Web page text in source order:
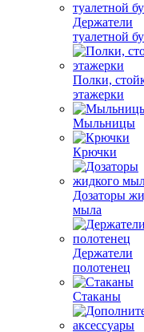
Держатели
туалетной
Полки,
этажерки
Мыльницы
Крючки
Дозаторы
мыла
Держатели
полотенец
Стаканы